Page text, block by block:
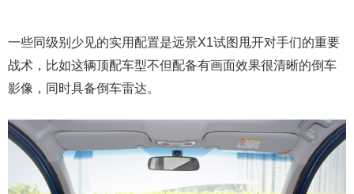
一些同级别少见的实用配置是远景X1试图甩开对手们的重要
战术，比如这辆顶配车型不但配备有画面效果很清晰的倒车
影像，同时具备倒车雷达。